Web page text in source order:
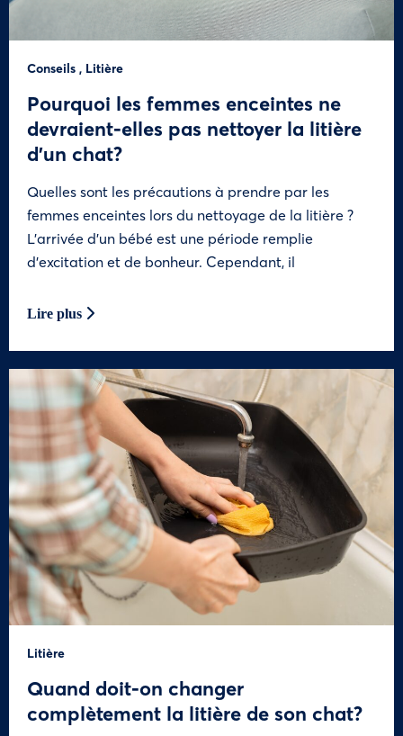
Conseils , Litière
Pourquoi les femmes enceintes ne
devraient-elles pas nettoyer la litière
d’un chat?
Quelles sont les précautions à prendre par les
femmes enceintes lors du nettoyage de la litière ?
L’arrivée d’un bébé est une période remplie
d’excitation et de bonheur. Cependant, il
Lire plus
Litière
Quand doit-on changer
complètement la litière de son chat?